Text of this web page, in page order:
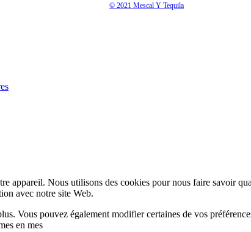
© 2021 Mescal Y Tequila
appareil. Nous utilisons des cookies pour nous faire savoir
avec notre site Web.
Vous pouvez également modifier certaines de vos
en mes